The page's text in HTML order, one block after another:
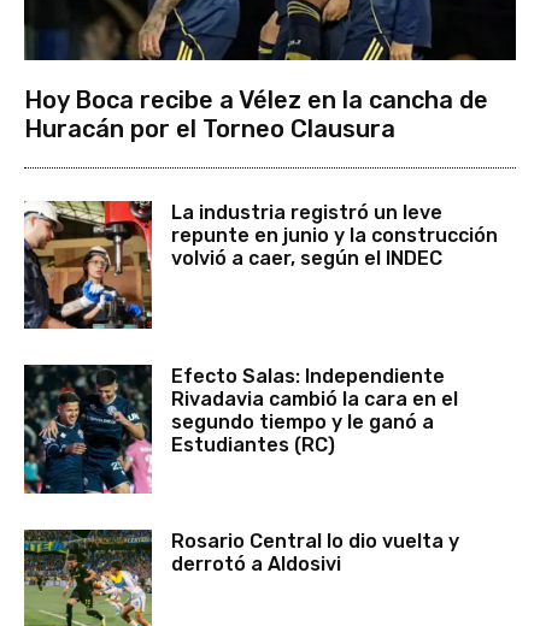
Hoy Boca recibe a Vélez en la cancha de
Huracán por el Torneo Clausura
La industria registró un leve
repunte en junio y la construcción
volvió a caer, según el INDEC
Efecto Salas: Independiente
Rivadavia cambió la cara en el
segundo tiempo y le ganó a
Estudiantes (RC)
Rosario Central lo dio vuelta y
derrotó a Aldosivi